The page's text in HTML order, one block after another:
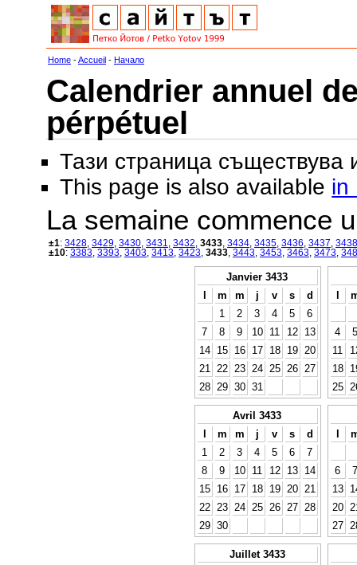
Home -Accueil - Начало
Calendrier annuel
pérpétuel
Тази страница съществува
This page is also available in
La semaine commence
±1: 3428 3429 3430 3431 3432 3433 3434 3435 3436 3437 3438
±10: 3383 3393 3403 3413 3423 3433 3443 3453 3463 3473
Janvier 3433
l
m m j v s
d
1
2 3 4 5
6
7
8 9 10 11 12
13
14
15 16 17 18 19
20
21
22 23 24 25 26
27
28
29 30 31
l
4
5
11
18
25
Avril 3433
l
m m j v s
d
1
2 3 4 5 6
7
8
9 10 11 12 13
14
15
16 17 18 19 20
21
22
23 24 25 26 27
28
29 30
l
6
7
13
20
27
Juillet 3433